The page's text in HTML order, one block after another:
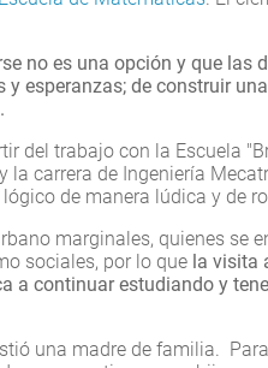
no es una opción y que las
esperanzas; de construir
del trabajo con la Escuela
carrera de Ingeniería
de manera lúdica y de
marginales, quienes se
sociales, por lo que la visita
a continuar estudiando y
una madre de familia.